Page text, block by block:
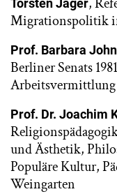
Torsten Jäger
Migrationspolitik
Prof. Barbara John
Berliner Senats
Prof. Dr. Joachim
und Ästhetik,
Populäre Kultur,
Weingarten